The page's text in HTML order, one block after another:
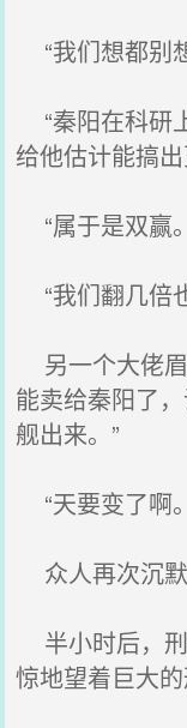
“我们想都别
“秦阳在科研
给他估计能搞
“属于是双赢
“我们翻几倍
另一个大佬
能卖给秦阳了
舰出来。”
“天要变了啊
众人再次沉默
半小时后，
惊地望着巨大的